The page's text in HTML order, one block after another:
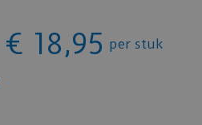
€ 18,95 per stuk